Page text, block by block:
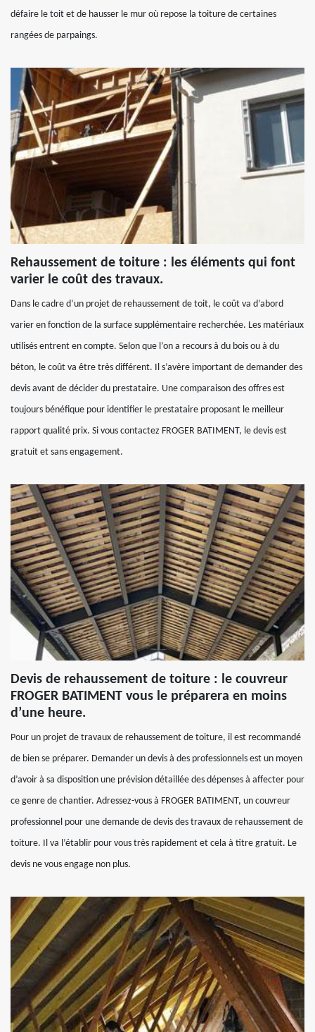
défaire le toit et de hausser le mur où repose la toiture de certaines
rangées de parpaings.
Rehaussement de toiture : les éléments qui font
varier le coût des travaux.
Dans le cadre d’un projet de rehaussement de toit, le coût va d’abord
varier en fonction de la surface supplémentaire recherchée. Les matériaux
utilisés entrent en compte. Selon que l’on a recours à du bois ou à du
béton, le coût va être très différent. Il s’avère important de demander des
devis avant de décider du prestataire. Une comparaison des offres est
toujours bénéfique pour identifier le prestataire proposant le meilleur
rapport qualité prix. Si vous contactez FROGER BATIMENT, le devis est
gratuit et sans engagement.
Devis de rehaussement de toiture : le couvreur
FROGER BATIMENT vous le préparera en moins
d’une heure.
Pour un projet de travaux de rehaussement de toiture, il est recommandé
de bien se préparer. Demander un devis à des professionnels est un moyen
d’avoir à sa disposition une prévision détaillée des dépenses à affecter pour
ce genre de chantier. Adressez-vous à FROGER BATIMENT, un couvreur
professionnel pour une demande de devis des travaux de rehaussement de
toiture. Il va l’établir pour vous très rapidement et cela à titre gratuit. Le
devis ne vous engage non plus.